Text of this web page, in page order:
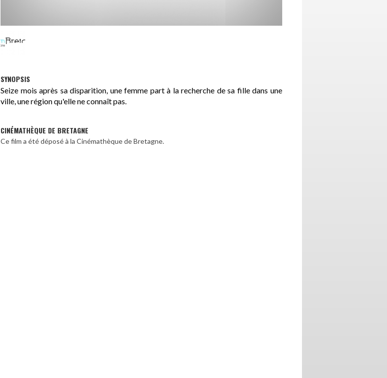
SYNOPSIS
Seize mois après sa disparition, une femme part à la recherche de sa fille dans une
ville, une région qu'elle ne connaît pas.
CINÉMATHÈQUE DE BRETAGNE
Ce film a été déposé à la Cinémathèque de Bretagne.